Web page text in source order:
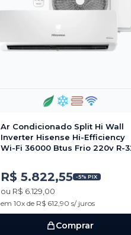
Ar Condicionado Split Hi Wall
Inverter Hisense Hi-Efficiency
Wi-Fi 36000 Btus Frio 220v R-
R$ 5.822,55 -5% PIX
ou R$ 6.129,00
em 10x de R$ 612,90 s/ juros
Comprar